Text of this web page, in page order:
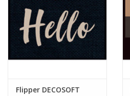
Flipper DECOSOFT